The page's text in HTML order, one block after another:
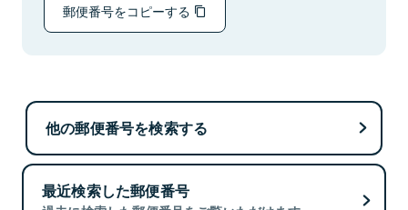
郵便番号をコピーする
他の郵便番号を検索する
最近検索した郵便番号